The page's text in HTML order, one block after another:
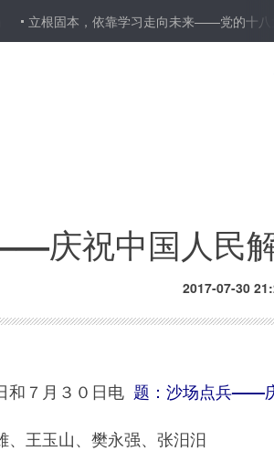
本，依靠学习走向未来——党的十八大以来干
庆祝中国人民
2017-07-30
７月３０日电 题：沙场点兵——
王玉山、樊永强、张汨汨